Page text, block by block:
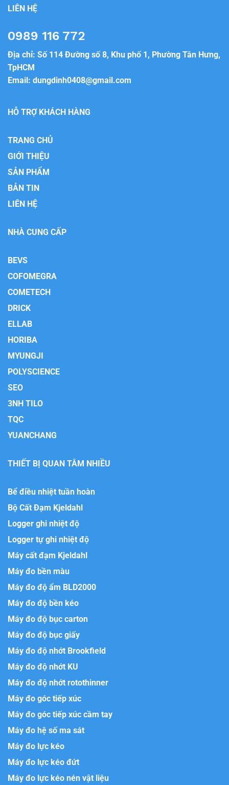
LIÊN HỆ
0989 116 772
Địa chỉ: Số 114 Đường số 8, Khu phố 1, Phường Tân Hưng,
TpHCM
Email: dungdinh0408@gmail.com
HỖ TRỢ KHÁCH HÀNG
TRANG CHỦ
GIỚI THIỆU
SẢN PHẨM
BẢN TIN
LIÊN HỆ
NHÀ CUNG CẤP
BEVS
COFOMEGRA
COMETECH
DRICK
ELLAB
HORIBA
MYUNGJI
POLYSCIENCE
SEO
3NH TILO
TQC
YUANCHANG
THIẾT BỊ QUAN TÂM NHIỀU
Bể điều nhiệt tuần hoàn
Bộ Cất Đạm Kjeldahl
Logger ghi nhiệt độ
Logger tự ghi nhiệt độ
Máy cất đạm Kjeldahl
Máy đo bền màu
Máy đo độ ẩm BLD2000
Máy đo độ bền kéo
Máy đo độ bục carton
Máy đo độ bục giấy
Máy đo độ nhớt Brookfield
Máy đo độ nhớt KU
Máy đo độ nhớt rotothinner
Máy đo góc tiếp xúc
Máy đo góc tiếp xúc cầm tay
Máy đo hệ số ma sát
Máy đo lực kéo
Máy đo lực kéo đứt
Máy đo lực kéo nén vật liệu